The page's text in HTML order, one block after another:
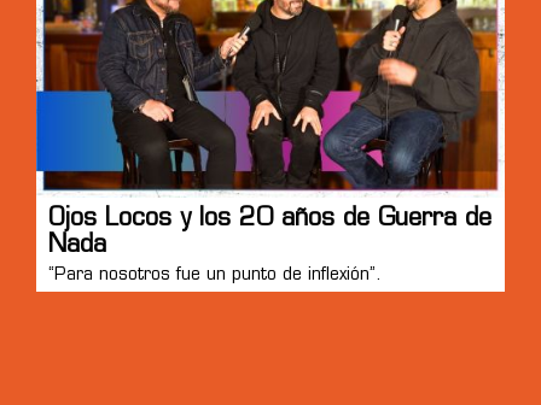
Ojos Locos y los 20 años de Guerra de
Nada
“Para nosotros fue un punto de inflexión”.